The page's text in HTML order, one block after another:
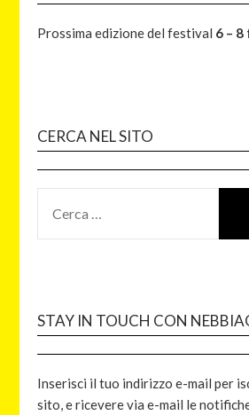
Prossima edizione del festival 6 –
CERCA NEL SITO
STAY IN TOUCH CON
Inserisci il tuo indirizzo e-mail per
sito, e ricevere via e-mail le